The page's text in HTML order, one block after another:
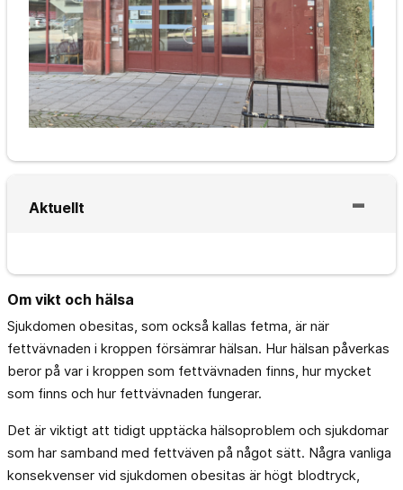
Aktuellt
Om vikt och hälsa
Sjukdomen obesitas, som också kallas fetma, är när
fettvävnaden i kroppen försämrar hälsan. Hur hälsan påverkas
beror på var i kroppen som fettvävnaden finns, hur mycket
som finns och hur fettvävnaden fungerar.
Det är viktigt att tidigt upptäcka hälsoproblem och sjukdomar
som har samband med fettväven på något sätt. Några vanliga
konsekvenser vid sjukdomen obesitas är högt blodtryck,